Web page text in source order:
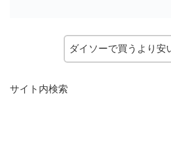
ダイソーで買うより安
サイト内検索